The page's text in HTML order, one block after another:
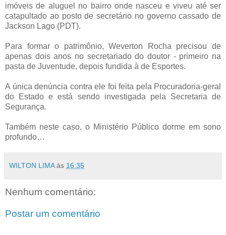
imóveis de aluguel no bairro onde nasceu e viveu até ser
catapultado ao posto de secretário no governo cassado de
Jackson Lago (PDT).
Para formar o patrimônio, Weverton Rocha precisou de
apenas dois anos no secretariado do doutor - primeiro na
pasta de Juventude, depois fundida à de Esportes.
A única denúncia contra ele foi feita pela Procuradoria-geral
do Estado e está sendo investigada pela Secretaria de
Segurança.
Também neste caso, o Ministério Público dorme em sono
profundo…
WILTON LIMA às 16:35
Nenhum comentário:
Postar um comentário